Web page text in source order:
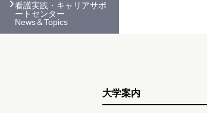
看護実践・キャリアサポ
ートセンター
News＆Topics
大学案内